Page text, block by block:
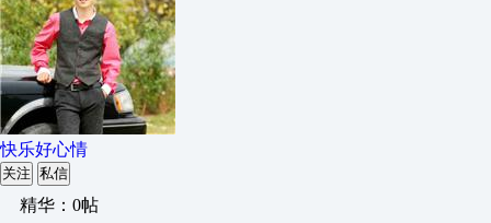
快乐好心情
关注 私信
精华：0帖